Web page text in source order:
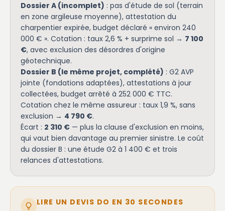
Dossier A (incomplet) : pas d'étude de sol (terrain
en zone argileuse moyenne), attestation du
charpentier expirée, budget déclaré « environ 240
000 € ». Cotation : taux 2,6 % + surprime sol → 7 100
€, avec exclusion des désordres d'origine
géotechnique.
Dossier B (le même projet, complété) : G2 AVP
jointe (fondations adaptées), attestations à jour
collectées, budget arrêté à 252 000 € TTC.
Cotation chez le même assureur : taux 1,9 %, sans
exclusion → 4 790 €.
Écart : 2 310 € — plus la clause d'exclusion en moins,
qui vaut bien davantage au premier sinistre. Le coût
du dossier B : une étude G2 à 1 400 € et trois
relances d'attestations.
LIRE UN DEVIS DO EN 30 SECONDES